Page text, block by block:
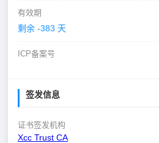
有效期
剩余 -383 天
ICP备案号
签发信息
证书签发机构
Xcc Trust CA